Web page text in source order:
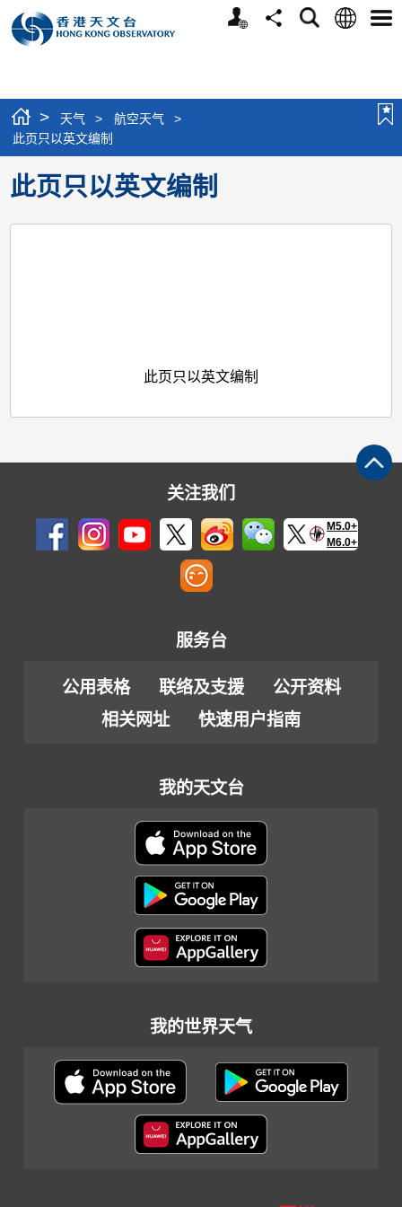
个
分
搜
语
选
> 天气 > 航空天气
>
此页只以英文编制
此页只以英文编制
此页只以英文编制
关注我们
M5.0+
M6.0+
服务台
公用表格 联络及支援
公开资料
相关网址
快速用户指南
我的天文台
我的世界天气